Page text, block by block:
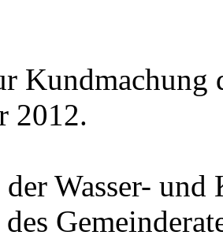
Kundmachung
2012.
Wasser- und
des